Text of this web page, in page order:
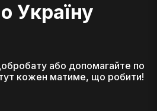
Україну
або допомагайте по
кожен матиме, що робити!